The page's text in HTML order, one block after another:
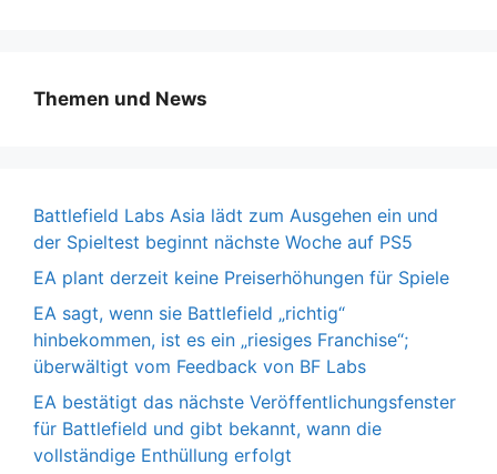
Themen und News
Battlefield Labs Asia lädt zum Ausgehen ein und
der Spieltest beginnt nächste Woche auf PS5
EA plant derzeit keine Preiserhöhungen für Spiele
EA sagt, wenn sie Battlefield „richtig“
hinbekommen, ist es ein „riesiges Franchise“;
überwältigt vom Feedback von BF Labs
EA bestätigt das nächste Veröffentlichungsfenster
für Battlefield und gibt bekannt, wann die
vollständige Enthüllung erfolgt